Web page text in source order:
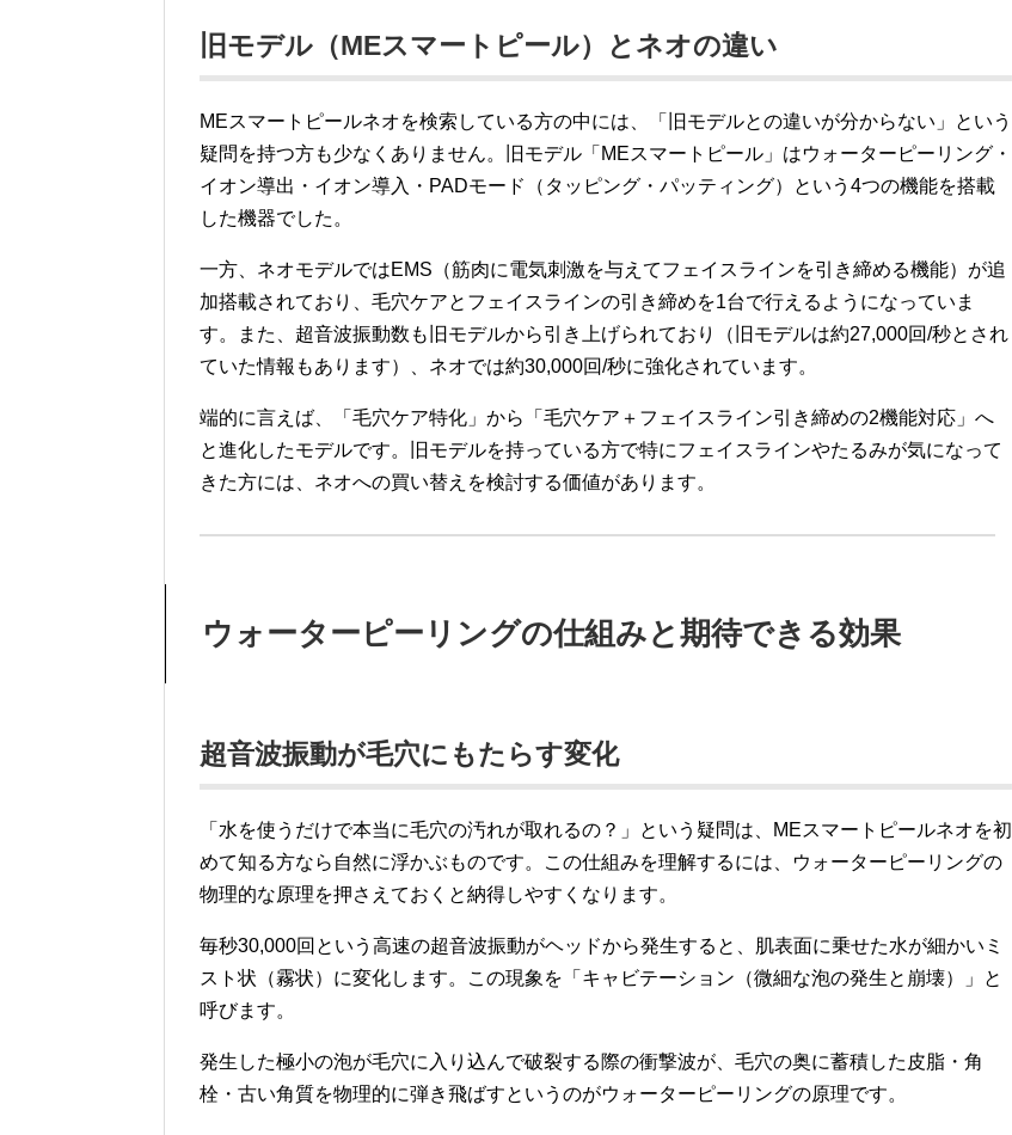
旧モデル（MEスマートピール）とネオの違い
MEスマートピールネオを検索している方の中には、「旧モデルとの違いが分からない」という
疑問を持つ方も少なくありません。旧モデル「MEスマートピール」はウォーターピーリング・
イオン導出・イオン導入・PADモード（タッピング・パッティング）という4つの機能を搭載
した機器でした。
一方、ネオモデルではEMS（筋肉に電気刺激を与えてフェイスラインを引き締める機能）が追
加搭載されており、毛穴ケアとフェイスラインの引き締めを1台で行えるようになっていま
す。また、超音波振動数も旧モデルから引き上げられており（旧モデルは約27,000回/秒とされ
ていた情報もあります）、ネオでは約30,000回/秒に強化されています。
端的に言えば、「毛穴ケア特化」から「毛穴ケア＋フェイスライン引き締めの2機能対応」へ
と進化したモデルです。旧モデルを持っている方で特にフェイスラインやたるみが気になって
きた方には、ネオへの買い替えを検討する価値があります。
ウォーターピーリングの仕組みと期待できる効果
超音波振動が毛穴にもたらす変化
「水を使うだけで本当に毛穴の汚れが取れるの？」という疑問は、MEスマートピールネオを初
めて知る方なら自然に浮かぶものです。この仕組みを理解するには、ウォーターピーリングの
物理的な原理を押さえておくと納得しやすくなります。
毎秒30,000回という高速の超音波振動がヘッドから発生すると、肌表面に乗せた水が細かいミ
スト状（霧状）に変化します。この現象を「キャビテーション（微細な泡の発生と崩壊）」と
呼びます。
発生した極小の泡が毛穴に入り込んで破裂する際の衝撃波が、毛穴の奥に蓄積した皮脂・角
栓・古い角質を物理的に弾き飛ばすというのがウォーターピーリングの原理です。